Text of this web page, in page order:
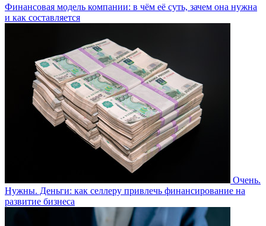
Финансовая модель компании: в чём её суть, зачем она нужна
и как составляется
Очень.
Нужны. Деньги: как селлеру привлечь финансирование на
развитие бизнеса